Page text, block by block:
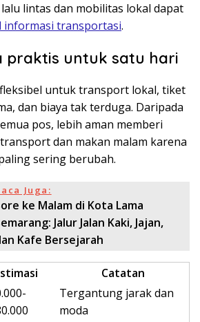
lintas dan mobilitas lokal dapat
informasi transportasi.
praktis untuk satu hari
untuk transport lokal, tiket
dan biaya tak terduga. Daripada
pos, lebih aman memberi
dan makan malam karena
sering berubah.
Juga:
ke Malam di Kota Lama
Jalur Jalan Kaki, Jajan,
Kafe Bersejarah
Catatan
Tergantung jarak dan
moda